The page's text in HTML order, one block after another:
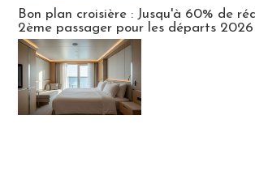
Bon plan croisière : Jusqu'à 60% de
2ème passager pour les départs 2026